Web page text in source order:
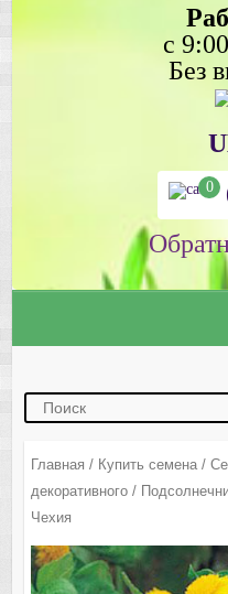
с
Без
0
Главная / Купить семена/
декоративного/
Чехия